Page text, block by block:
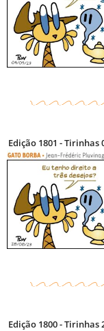
Edição 1801 - Tirinhas
Edição 1800 - Tirinhas